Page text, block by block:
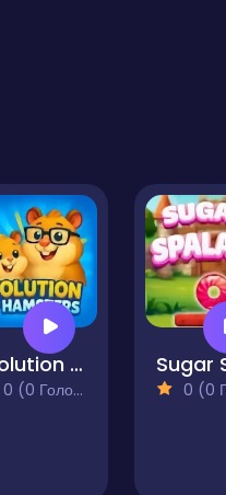
Evolution of Hamsters
0 (0 Голосів) 0 (0